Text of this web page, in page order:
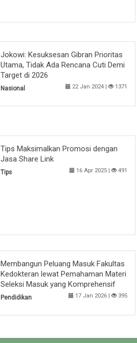
Jokowi: Kesuksesan Gibran Prioritas
Utama, Tidak Ada Rencana Cuti Demi
Target di 2026
Nasional 22 Jan 2024 | 1371
Tips Maksimalkan Promosi dengan
Jasa Share Link
Tips 16 Apr 2025 | 491
Membangun Peluang Masuk Fakultas
Kedokteran lewat Pemahaman Materi
Seleksi Masuk yang Komprehensif
Pendidikan 17 Jan 2026 | 395